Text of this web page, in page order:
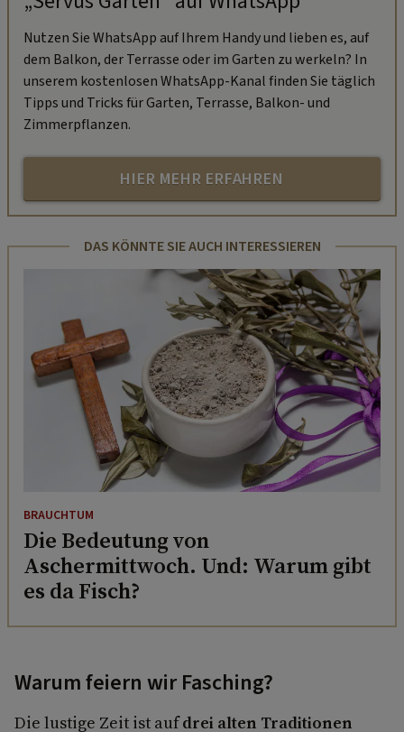
Nutzen Sie WhatsApp auf Ihrem Handy und lieben es, auf
dem Balkon, der Terrasse oder im Garten zu werkeln? In
unserem kostenlosen WhatsApp-Kanal finden Sie täglich
Tipps und Tricks für Garten, Terrasse, Balkon- und
Zimmerpflanzen.
HIER MEHR ERFAHREN
DAS KÖNNTE SIE AUCH INTERESSIEREN
BRAUCHTUM
Die Bedeutung von
Aschermittwoch. Und: Warum gibt
es da Fisch?
Warum feiern wir Fasching?
Die lustige Zeit ist aufdrei alten Traditionen